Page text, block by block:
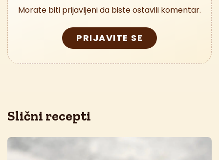
Morate biti prijavljeni da biste ostavili komentar.
PRIJAVITE SE
Slični recepti